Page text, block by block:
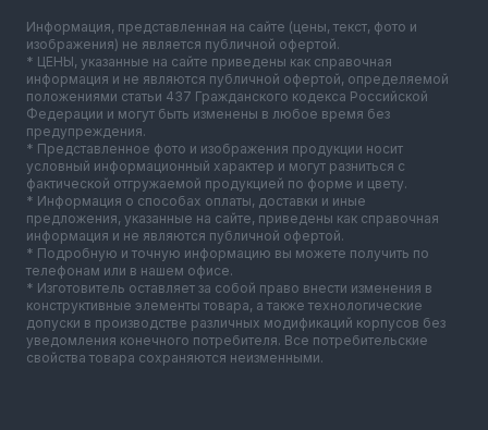
Информация, представленная на сайте (цены, текст, фото и
изображения) не является публичной офертой.
* ЦЕНЫ, указанные на сайте приведены как справочная
информация и не являются публичной офертой, определяемой
положениями статьи 437 Гражданского кодекса Российской
Федерации и могут быть изменены в любое время без
предупреждения.
* Представленное фото и изображения продукции носит
условный информационный характер и могут разниться с
фактической отгружаемой продукцией по форме и цвету.
* Информация о способах оплаты, доставки и иные
предложения, указанные на сайте, приведены как справочная
информация и не являются публичной офертой.
* Подробную и точную информацию вы можете получить по
телефонам или в нашем офисе.
* Изготовитель оставляет за собой право внести изменения в
конструктивные элементы товара, а также технологические
допуски в производстве различных модификаций корпусов без
уведомления конечного потребителя. Все потребительские
свойства товара сохраняются неизменными.